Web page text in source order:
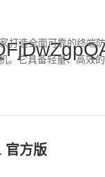
打造全面可靠的终端
。它具备轻量、高效
官方版